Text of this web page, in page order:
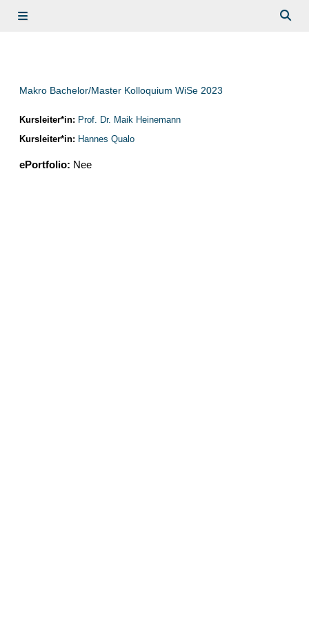
Makro Bachelor/Master Kolloquium WiSe 2023
Kursleiter*in: Prof. Dr. Maik Heinemann
Kursleiter*in: Hannes Qualo
ePortfolio: Nee